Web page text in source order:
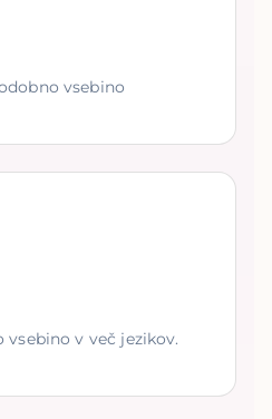
vsebino
vsebino v več jezikov.